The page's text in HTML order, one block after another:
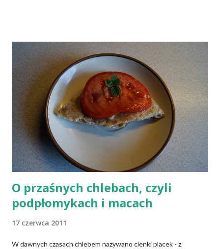
weganie (ludzie, którzy nie spożywają mięsa i produktów
pochodzenia zwierzęcego), laktoowowegetarianie (osoby, które
nie spożywają produktów mięsnych, ale włączają do diety
produkty pochodzenia zwierzęcego, takie jak mleko, przetwory
mleczne i jajka), osoby po 50 roku życia, niezależnie od ich diety,
osoby, które poddały się operacji żołądka lub którym wycięto
dolną część jelita cienkiego, a także osoby chorujące na AIDS.
Inni, w tym np. osoby chorujące na cukrzycę, a także każ...
O przaśnych chlebach, czyli
podpłomykach i macach
17 czerwca 2011
W dawnych czasach chlebem nazywano cienki placek - z